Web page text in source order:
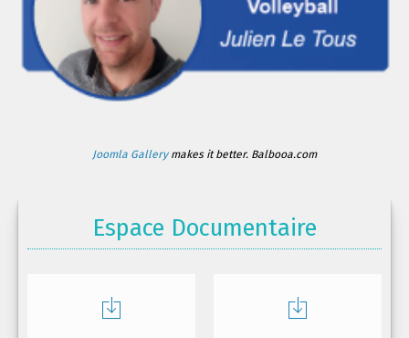
Joomla Gallerymakes it better. Balbooa.com
Espace Documentaire